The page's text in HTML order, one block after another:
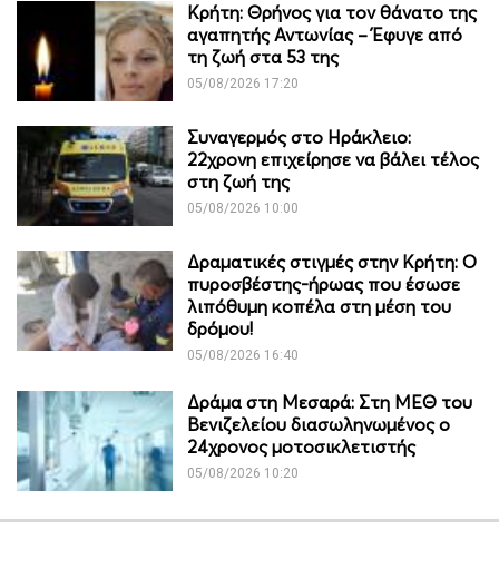
Κρήτη: Θρήνος για τον θάνατο της
αγαπητής Αντωνίας – Έφυγε από
τη ζωή στα 53 της
05/08/2026 17:20
Συναγερμός στο Ηράκλειο:
22χρονη επιχείρησε να βάλει τέλος
στη ζωή της
05/08/2026 10:00
Δραματικές στιγμές στην Κρήτη: Ο
πυροσβέστης-ήρωας που έσωσε
λιπόθυμη κοπέλα στη μέση του
δρόμου!
05/08/2026 16:40
Δράμα στη Μεσαρά: Στη ΜΕΘ του
Βενιζελείου διασωληνωμένος ο
24χρονος μοτοσικλετιστής
05/08/2026 10:20